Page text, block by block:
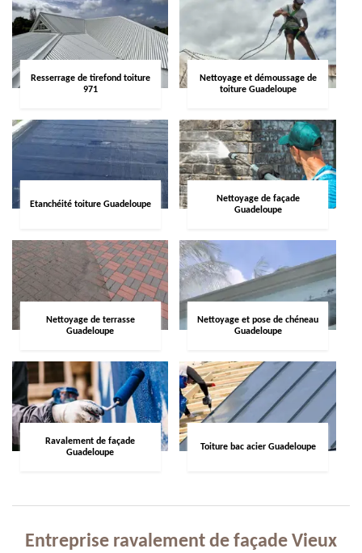
Resserrage de tirefond toiture
971
Nettoyage et démoussage de
toiture Guadeloupe
Etanchéité toiture Guadeloupe
Nettoyage de façade
Guadeloupe
Nettoyage de terrasse
Guadeloupe
Nettoyage et pose de chéneau
Guadeloupe
Ravalement de façade
Guadeloupe
Toiture bac acier Guadeloupe
Entreprise ravalement de façade Vieux